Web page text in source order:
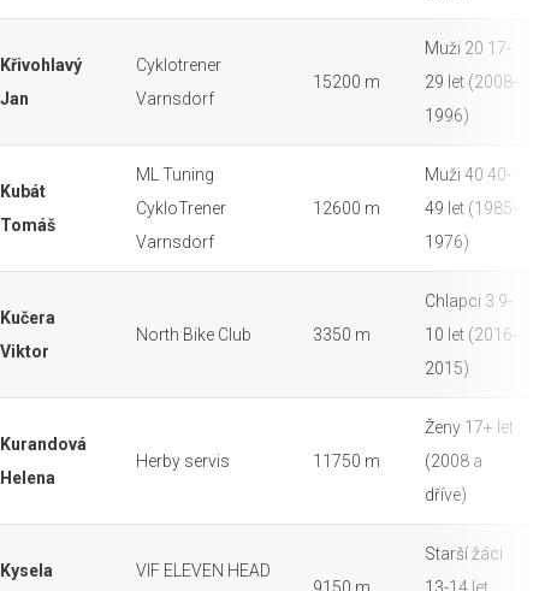
Křivohlavý
Jan
Cyklotrener
Varnsdorf
15200 m
Muži 20 17-
29 let (2008-
1996)
Kubát
Tomáš
ML Tuning
CykloTrener
Varnsdorf
12600 m
Muži 40 40-
49 let (1985-
1976)
Kučera
Viktor
North Bike Club 3350 m
Chlapci 3 9-
10 let (2016-
2015)
Kurandová
Helena
Herby servis 11750 m
Ženy 17+ let
(2008 a
dříve)
Kysela
VIF ELEVEN HEAD
Starší žáci